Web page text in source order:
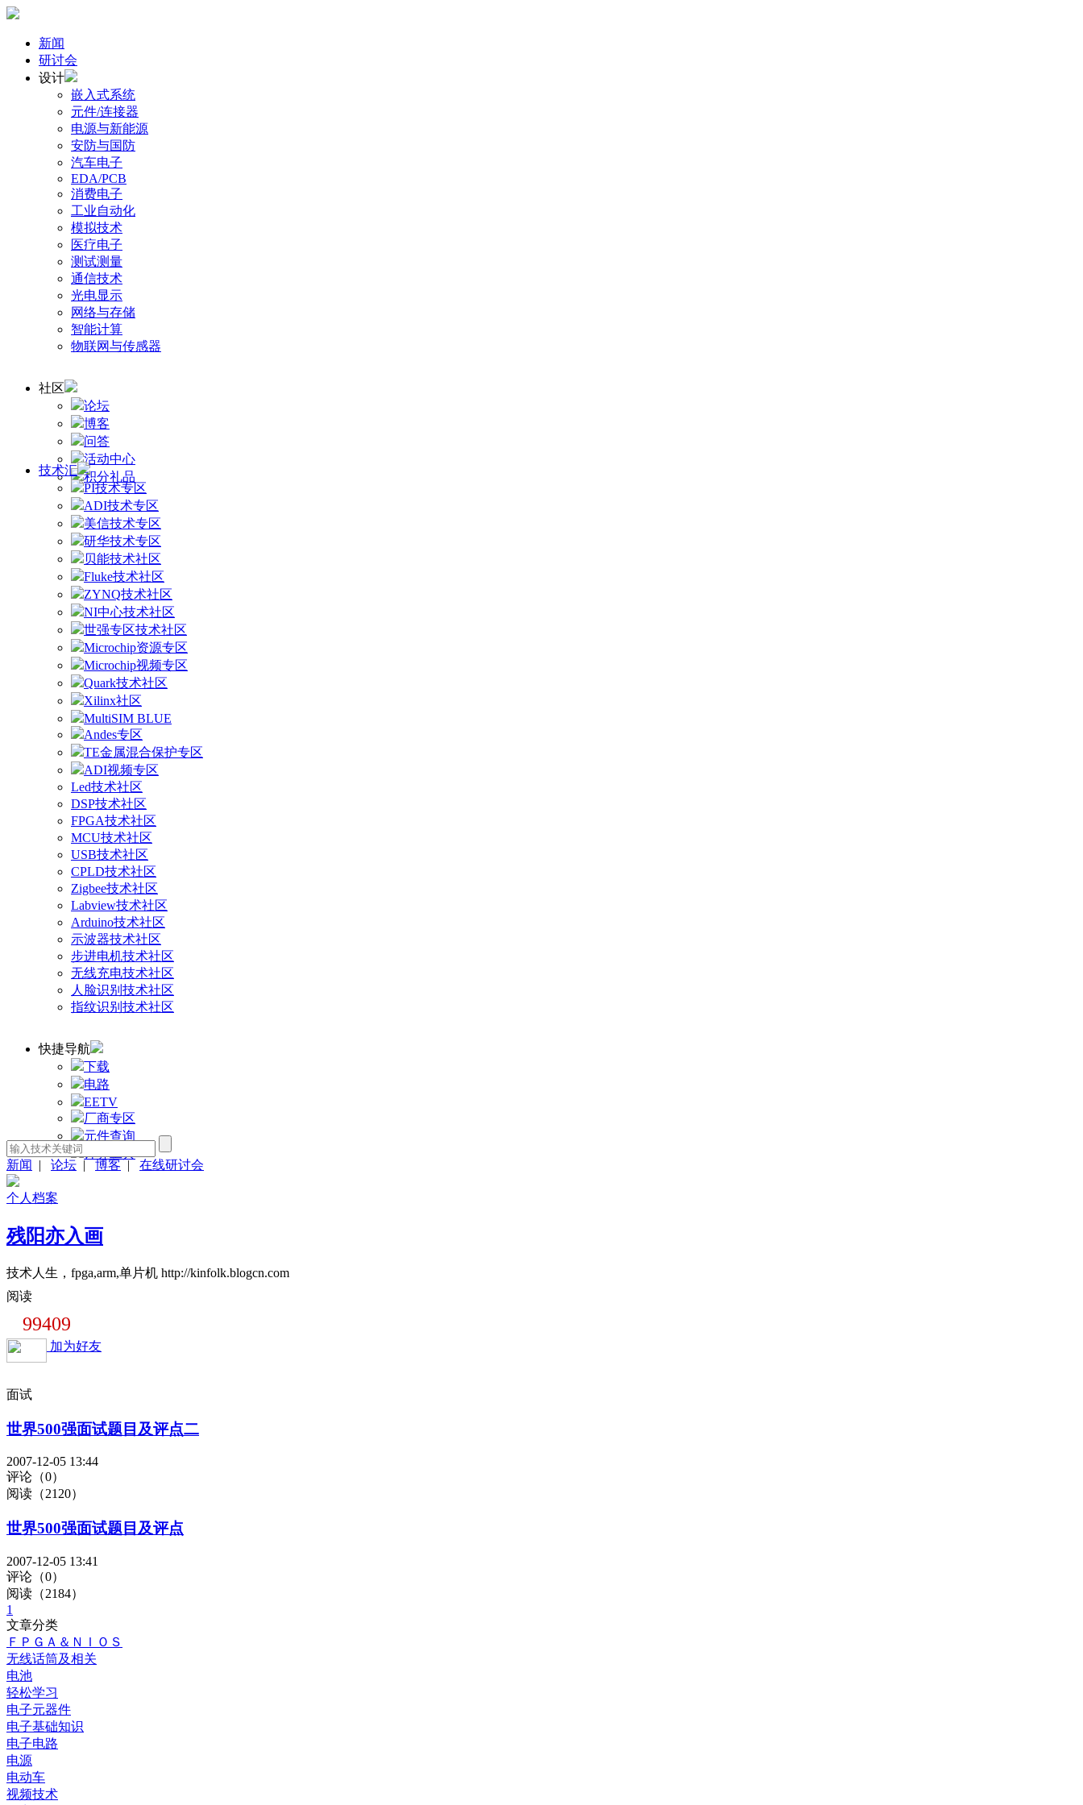
新闻
研讨会
设计
嵌入式系统
元件/连接器
电源与新能源
安防与国防
汽车电子
EDA/PCB
消费电子
工业自动化
模拟技术
医疗电子
测试测量
通信技术
光电显示
网络与存储
智能计算
物联网与传感器
社区
论坛
博客
问答
活动中心
积分礼品
技术汇
PI技术专区
ADI技术专区
美信技术专区
研华技术专区
贝能技术社区
Fluke技术社区
ZYNQ技术社区
NI中心技术社区
世强专区技术社区
Microchip资源专区
Microchip视频专区
Quark技术社区
Xilinx社区
MultiSIM BLUE
Andes专区
TE金属混合保护专区
ADI视频专区
Led技术社区
DSP技术社区
FPGA技术社区
MCU技术社区
USB技术社区
CPLD技术社区
Zigbee技术社区
Labview技术社区
Arduino技术社区
示波器技术社区
步进电机技术社区
无线充电技术社区
人脸识别技术社区
指纹识别技术社区
快捷导航
下载
电路
EETV
厂商专区
元件查询
计算工具
新闻
| 论坛 | 博客 | 在线研讨会
个人档案
残阳亦入画
技术人生，fpga,arm,单片机 http://kinfolk.blogcn.com
阅读
99409
加为好友
面试
世界500强面试题目及评点二
2007-12-05 13:44
评论（0）
阅读（2120）
世界500强面试题目及评点
2007-12-05 13:41
评论（0）
阅读（2184）
1
文章分类
ＦＰＧＡ＆ＮＩＯＳ
无线话筒及相关
电池
轻松学习
电子元器件
电子基础知识
电子电路
电源
电动车
视频技术